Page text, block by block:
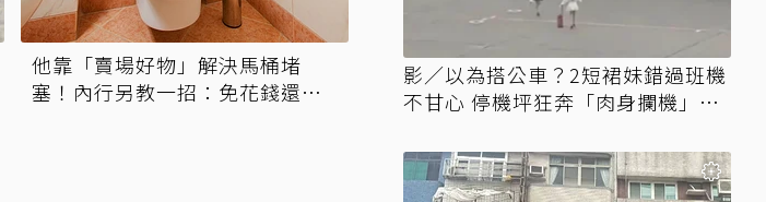
他靠「賣場好物」解決馬桶堵
塞！內行另教一招：免花錢還更
影／以為搭公車？2短裙妹錯過班機
不甘心 停機坪狂奔「肉身攔機」畫